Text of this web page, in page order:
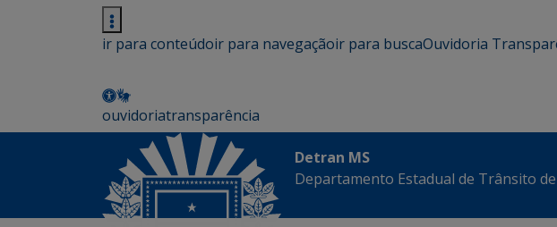
ir para conteúdoir para navegaçãoir para buscaOuvidoria
ouvidoriatransparência
Detran MS
Departamento Estadual de Trânsito